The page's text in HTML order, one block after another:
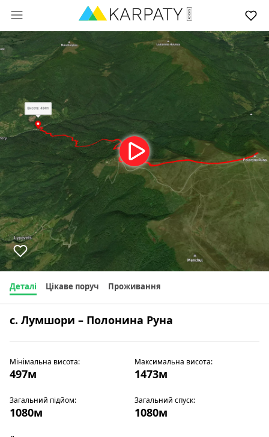
Деталі Цікаве поруч Проживання
с. Лумшори – Полонина Руна
Мінімальна висота:
497м
Максимальна висота:
1473м
Загальний підйом:
1080м
Загальний спуск:
1080м